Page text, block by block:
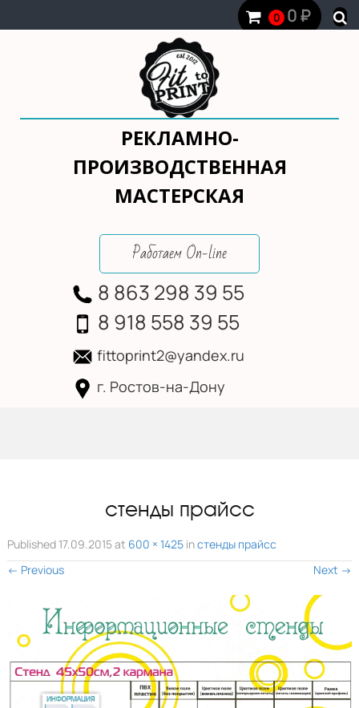
0 0₽
РЕКЛАМНО-
ПРОИЗВОДСТВЕННАЯ
МАСТЕРСКАЯ
Работаем On-line
8 863 298 39 55
8 918 558 39 55
fittoprint2@yandex.ru
г. Ростов-на-Дону
стенды прайсс
Published 17.09.2015at 600 × 1425inстенды прайсс
← Previous Next →